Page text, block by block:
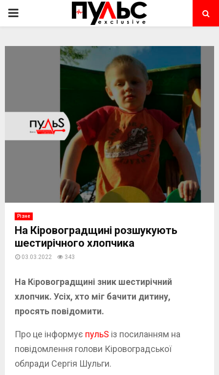
PRIMARY
Різне
На Кіровоградщині розшукують
шестирічного хлопчика
03.03.2022 343
На Кіровоградщині зник шестирічний
хлопчик. Усіх, хто міг бачити дитину,
просять повідомити.
Про це інформує пульS із посиланням на
повідомлення голови Кіровоградської
облради Сергія Шульги.